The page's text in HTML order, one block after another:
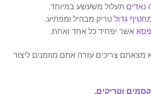
נאדים תעלול משעשע במיוחד.
גדולטריק מבהיל ומפתיע.
אשר יפחיד כל אחד ואחת.
צריכים עזרה אתם מוזמנים ליצור
וטריקים.